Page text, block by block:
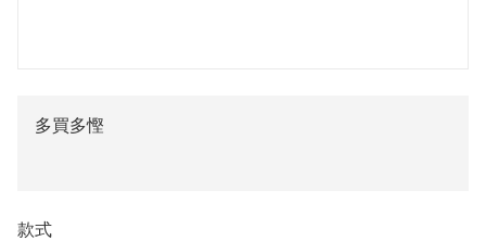
多買多慳
款式